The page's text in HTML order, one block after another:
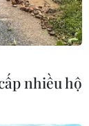
nhiều hộ